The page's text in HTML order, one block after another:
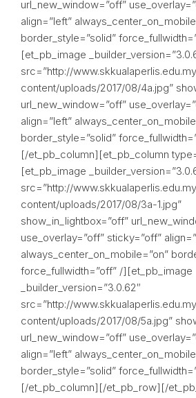
url_new_window=”off”
align=”left”
border_style=”solid”
[et_pb_image
src=”http://
content/uploads/2017/08/4a.jpg”
url_new_window=”off”
align=”left”
border_style=”solid”
[/et_pb_column][et_pb_column
[et_pb_image
src=”http://
content/uploads/2017/08/3a-1.jpg”
show_in_lightbox=”off”
use_overlay=”off” sticky=”off”
always_center_on_mobile=”on”
force_fullwidth=”off” /][et_pb_image
_builder_version=”3.0.62″
src=”http://
content/uploads/2017/08/5a.jpg”
url_new_window=”off”
align=”left”
border_style=”solid”
[/et_pb_column][/et_pb_row][/